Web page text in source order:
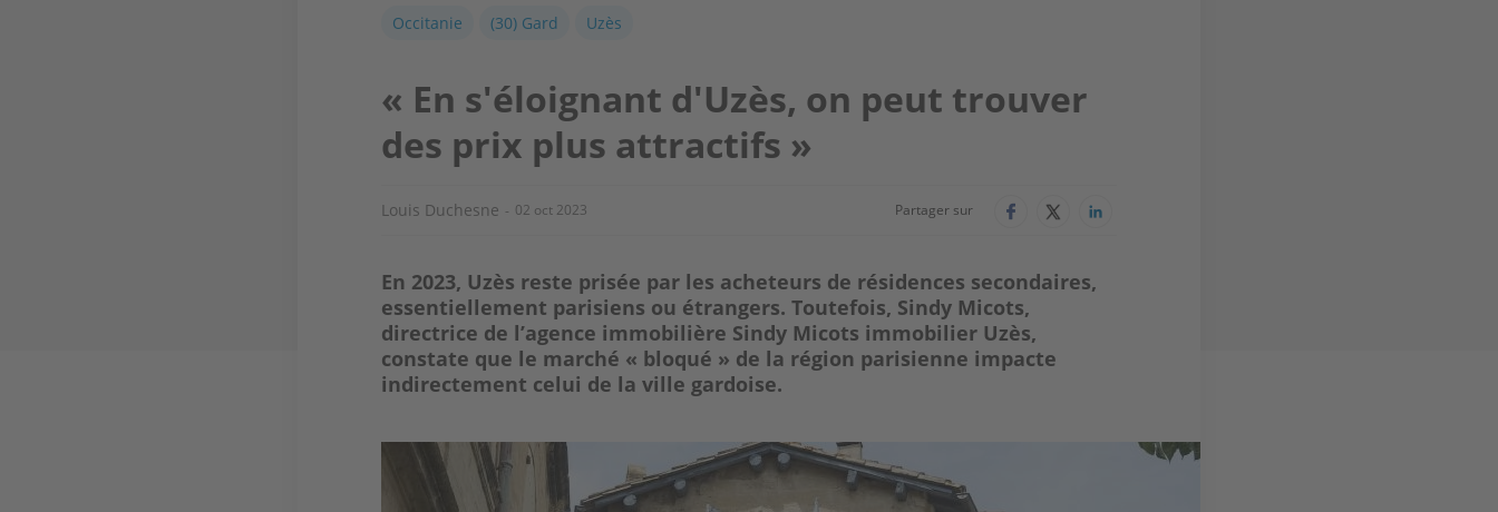
Occitanie (30) Gard Uzès
« En s'éloignant d'Uzès, on peut trouver
des prix plus attractifs »
Louis Duchesne 02 oct 2023 Partager sur
En 2023, Uzès reste prisée par les acheteurs de résidences secondaires,
essentiellement parisiens ou étrangers. Toutefois, Sindy Micots,
directrice de l’agence immobilière Sindy Micots immobilier Uzès,
constate que le marché « bloqué » de la région parisienne impacte
indirectement celui de la ville gardoise.